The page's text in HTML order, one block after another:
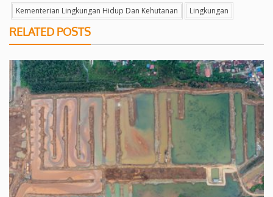
Kementerian Lingkungan Hidup Dan Kehutanan
Lingkungan
RELATED POSTS